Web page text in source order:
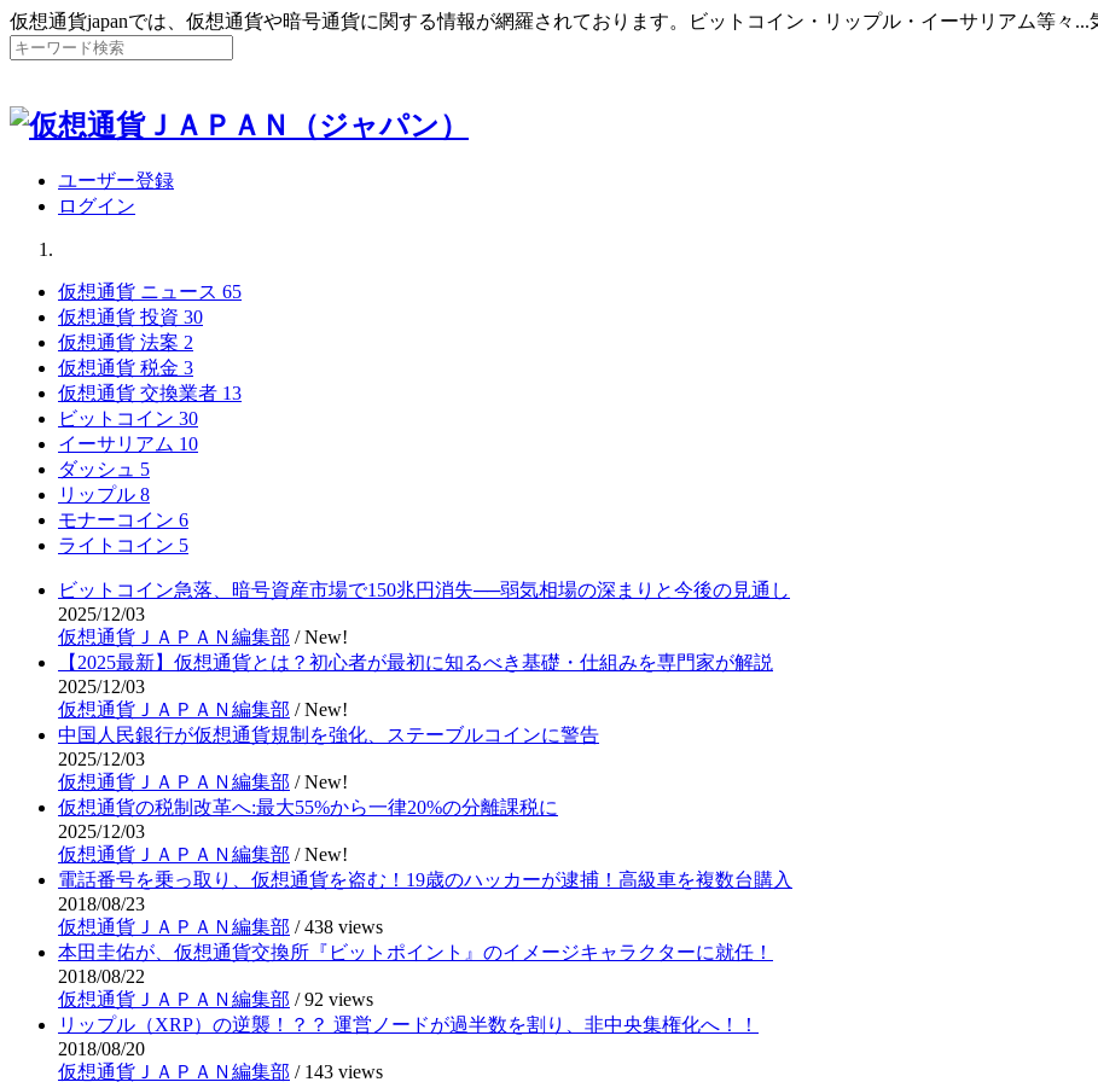
仮想通貨japanでは、仮想通貨や暗号通貨に関する情報が網羅されております。ビットコイン・リップル・イーサリアム等々
ユーザー登録
ログイン
仮想通貨 ニュース 65
仮想通貨 投資 30
仮想通貨 法案 2
仮想通貨 税金 3
仮想通貨 交換業者 13
ビットコイン 30
イーサリアム 10
ダッシュ 5
リップル 8
モナーコイン 6
ライトコイン 5
ビットコイン急落、暗号資産市場で150兆円消失──弱気相場の深まりと今後の見通し
2025/12/03
仮想通貨ＪＡＰＡＮ編集部 /New!
【2025最新】仮想通貨とは？初心者が最初に知るべき基礎・仕組みを専門家が解説
2025/12/03
仮想通貨ＪＡＰＡＮ編集部 /New!
中国人民銀行が仮想通貨規制を強化、ステーブルコインに警告
2025/12/03
仮想通貨ＪＡＰＡＮ編集部 /New!
仮想通貨の税制改革へ:最大55%から一律20%の分離課税に
2025/12/03
仮想通貨ＪＡＰＡＮ編集部 /New!
電話番号を乗っ取り、仮想通貨を盗む！19歳のハッカーが逮捕！高級車を複数台購入
2018/08/23
仮想通貨ＪＡＰＡＮ編集部 /438 views
本田圭佑が、仮想通貨交換所『ビットポイント』のイメージキャラクターに就任！
2018/08/22
仮想通貨ＪＡＰＡＮ編集部 /92 views
リップル（XRP）の逆襲！？？ 運営ノードが過半数を割り、非中央集権化へ！！
2018/08/20
仮想通貨ＪＡＰＡＮ編集部 / 143 views